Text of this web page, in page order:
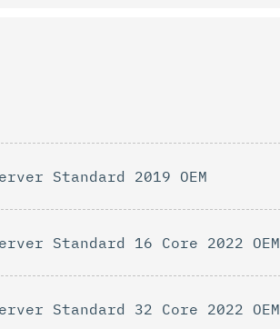
Standard 2019 OEM
Standard 16 Core 2022 OEM
Standard 32 Core 2022 OEM